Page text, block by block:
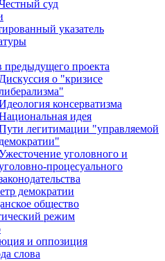
суд
указатель
предыдущего проекта
о "кризисе
консерватизма
идея
легитимации "управляемой
уголовного и
процесуального
демократии
общество
режим
и оппозиция
слова